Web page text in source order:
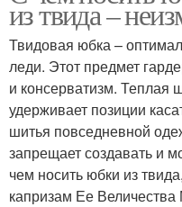
Асимметричная юбка
Трендовые юбки
из твида –
Твидовая юбка –
леди. Этот предмет
и консерватизм. Теплая
удерживает позиции
шитья повседневной
запрещает создавать и
чем носить юбки из
капризам Ее